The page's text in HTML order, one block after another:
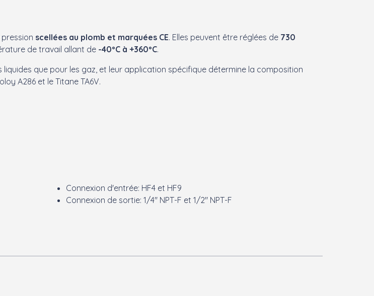
scellées au plomb et marquées CE. Elles peuvent être réglées de 730
de travail allant de -40ºC à +360ºC.
que pour les gaz, et leur application spécifique détermine la composition
A286 et le Titane TA6V.
Connexion d'entrée: HF4 et HF9
Connexion de sortie: 1/4" NPT-F et 1/2" NPT-F